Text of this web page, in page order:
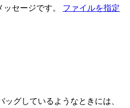
セージです。 ファイルを指定
グしているようなときには、